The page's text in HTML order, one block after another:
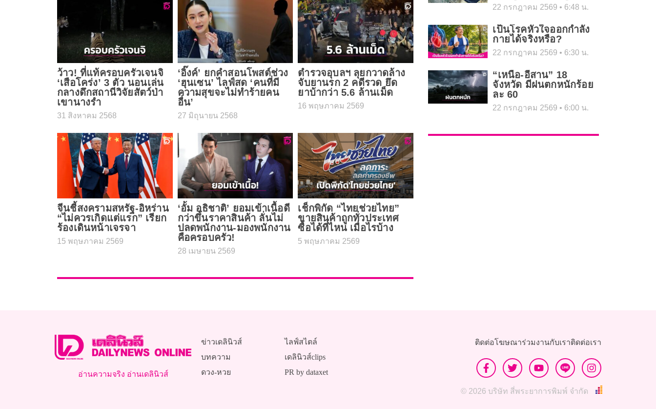
ว้าว! ที่แท้ครอบครัวเจนจิ
‘เสือโคร่ง’ 3 ตัว นอนเล่น
กลางดึกสถานีวิจัยสัตว์ป่า
เขานางรำ
31 สิงหาคม 2568
‘อิ๊งค์’ ยกคำสอนโพสต์ช่วง
‘ฮุนเซน’ ไลฟ์สด ‘คนที่มี
ความสุขจะไม่ทำร้ายคน
อื่น’
27 มิถุนายน 2568
ตำรวจอุบลฯ ลุยกวาดล้าง
จับยานรก 2 คดีรวด ยึด
ยาบ้ากว่า 5.6 ล้านเม็ด
16 พฤษภาคม 2569
จีนชี้สงครามสหรัฐ-อิหร่าน
“ไม่ควรเกิดแต่แรก” เรียก
ร้องเดินหน้าเจรจา
15 พฤษภาคม 2569
‘อั้ม อธิชาติ’ ยอมเข้าเนื้อดี
กว่าขึ้นราคาสินค้า ลั่นไม่
ปลดพนักงาน-มองพนักงาน
คือครอบครัว!
28 เมษายน 2569
เช็กพิกัด “ไทยช่วยไทย”
ขายสินค้าถูกทั่วประเทศ
ซื้อได้ที่ไหน เมื่อไรบ้าง
5 พฤษภาคม 2569
22 กรกฎาคม 2569 6:48 น.
เป็นโรคหัวใจออกกำลัง
กายได้จริงหรือ?
22 กรกฎาคม 2569 6:30 น.
“เหนือ-อีสาน” 18
จังหวัด มีฝนตกหนักร้อย
ละ 60
22 กรกฎาคม 2569 6:00 น.
อ่านความจริง อ่านเดลินิวส์
ข่าวเดลินิวส์
บทความ
ดวง-หวย
ไลฟ์สไตล์
เดลินิวส์clips
PR by dataxet
ติดต่อโฆษณาร่วมงานกับเราติดต่อเรา
© 2026 บริษัท สี่พระยาการพิมพ์ จำกัด